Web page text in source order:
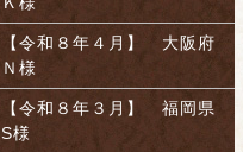
【令和８年４月】 大阪府
Ｎ様
【令和８年３月】 福岡県
S様